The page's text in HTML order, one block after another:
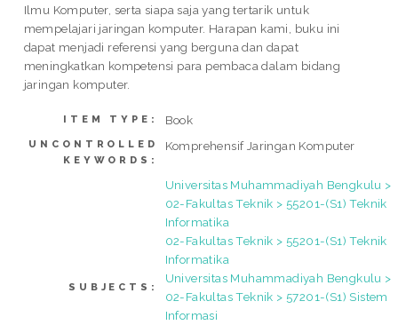
Ilmu Komputer, serta siapa saja yang tertarik untuk
mempelajari jaringan komputer. Harapan kami, buku ini
dapat menjadi referensi yang berguna dan dapat
meningkatkan kompetensi para pembaca dalam bidang
jaringan komputer.
ITEM TYPE: Book
UNCONTROLLED
KEYWORDS:
Komprehensif Jaringan Komputer
SUBJECTS:
Universitas Muhammadiyah Bengkulu >
02-Fakultas Teknik > 55201-(S1) Teknik
Informatika
02-Fakultas Teknik > 55201-(S1) Teknik
Informatika
Universitas Muhammadiyah Bengkulu >
02-Fakultas Teknik > 57201-(S1) Sistem
Informasi